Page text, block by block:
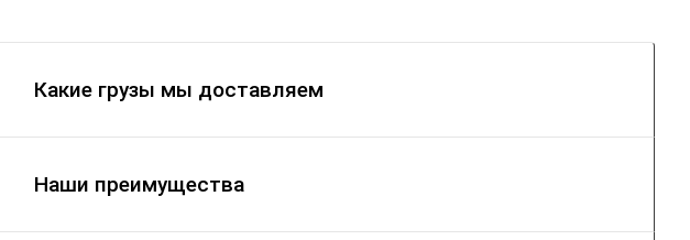
Какие грузы мы доставляем
Наши преимущества